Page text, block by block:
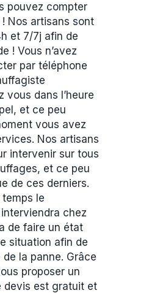
pouvez compter
Nos artisans sont
et 7/7j afin de
! Vous n’avez
par téléphone
vous dans l’heure
et ce peu
vous avez
Nos artisans
intervenir sur tous
et ce peu
de ces derniers.
temps le
chez
de faire un état
situation afin de
la panne. Grâce
proposer un
devis est gratuit et